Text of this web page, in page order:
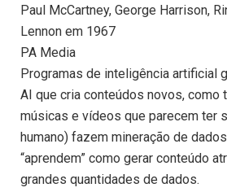
Paul McCartney, George Harrison,
Lennon em 1967
PA Media
Programas de inteligência artificial
AI que cria conteúdos novos, como
músicas e vídeos que parecem ter
humano) fazem mineração de
“aprendem” como gerar conteúdo
grandes quantidades de dados.